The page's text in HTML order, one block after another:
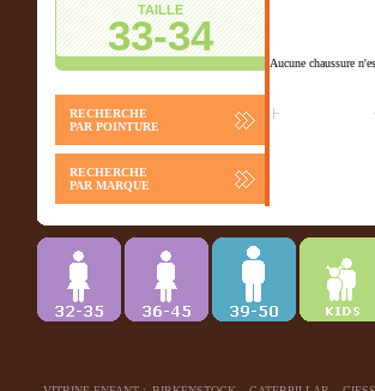
TAILLE
33-34
RECHERCHE
PAR POINTURE
RECHERCHE
PAR MARQUE
Aucune chaussure